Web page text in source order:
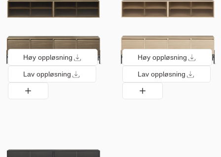
Høy oppløsning
Lav oppløsning
Høy oppløsning
Lav oppløsning